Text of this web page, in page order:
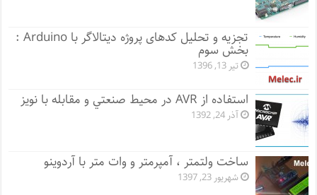
تجزیه و تحلیل کدهای پروژه دیتالاگر با Arduino :
بخش سوم
تیر 13, 1396
اﺳﺘﻔﺎده از AVR در ﻣﺤﻴﻂ ﺻﻨﻌﺘﻲ و ﻣﻘﺎﺑﻠﻪ ﺑﺎ ﻧﻮﻳﺰ
آذر 24, 1392
ساخت ولتمتر ، آمپرمتر و وات متر با آردوینو
شهریور 23, 1397